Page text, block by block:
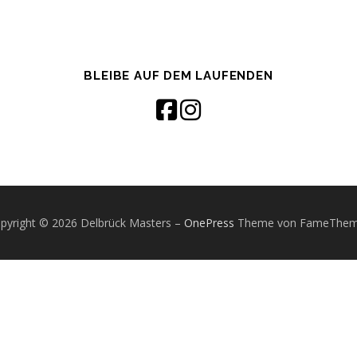
BLEIBE AUF DEM LAUFENDEN
© 2026 Delbrück Masters – OnePress Theme von